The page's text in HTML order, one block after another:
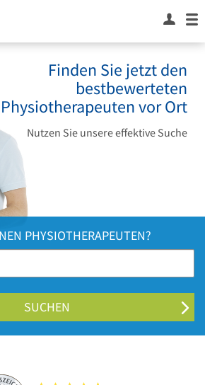
Finden Sie jetzt den
bestbewerteten
Physiotherapeuten vor Ort
Nutzen Sie unsere effektive Suche
PHYSIOTHERAPEUTEN?
SUCHEN